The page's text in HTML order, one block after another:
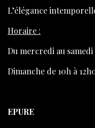
L’élégance
Horaire :
Du mercredi au samedi
Dimanche de 10h à
EPURE